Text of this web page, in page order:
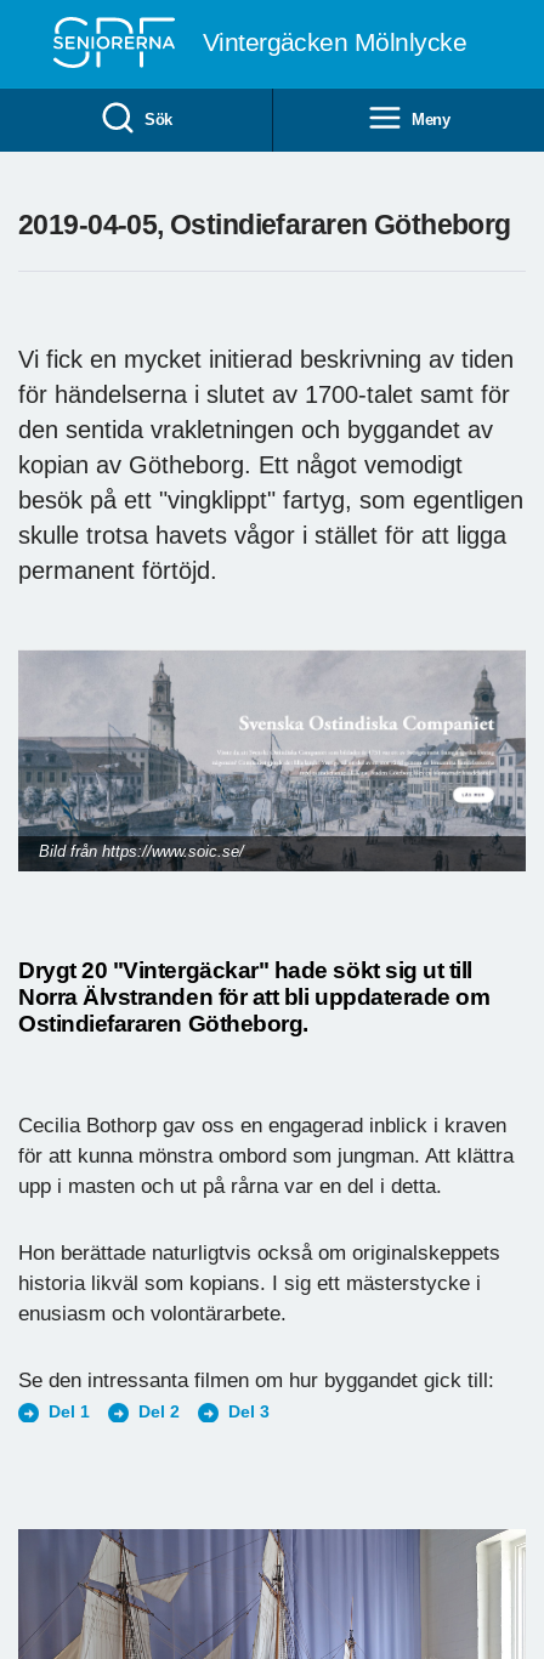
Vintergäcken Mölnlycke
Sök Meny
2019-04-05, Ostindiefararen Götheborg
Vi fick en mycket initierad beskrivning av tiden
för händelserna i slutet av 1700-talet samt för
den sentida vrakletningen och byggandet av
kopian av Götheborg. Ett något vemodigt
besök på ett "vingklippt" fartyg, som egentligen
skulle trotsa havets vågor i stället för att ligga
permanent förtöjd.
Bild från https://www.soic.se/
Drygt 20 "Vintergäckar" hade sökt sig ut till
Norra Älvstranden för att bli uppdaterade om
Ostindiefararen Götheborg.
Cecilia Bothorp gav oss en engagerad inblick i kraven
för att kunna mönstra ombord som jungman. Att klättra
upp i masten och ut på rårna var en del i detta.
Hon berättade naturligtvis också om originalskeppets
historia likväl som kopians. I sig ett mästerstycke i
enusiasm och volontärarbete.
Se den intressanta filmen om hur byggandet gick till:
Del 1 Del 2 Del 3